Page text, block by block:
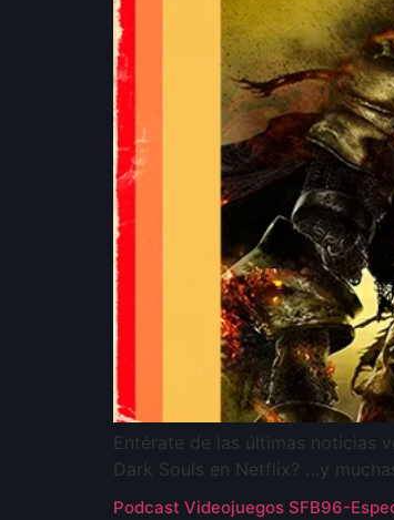
Entérate de las últimas noticias
Dark Souls en Netflix? …y
Podcast Videojuegos SFB96-